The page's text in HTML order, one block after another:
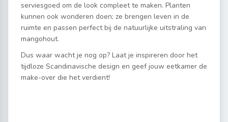
serviesgoed om de look compleet te maken. Planten
kunnen ook wonderen doen; ze brengen leven in de
ruimte en passen perfect bij de natuurlijke uitstraling van
mangohout.
Dus waar wacht je nog op? Laat je inspireren door het
tijdloze Scandinavische design en geef jouw eetkamer de
make-over die het verdient!